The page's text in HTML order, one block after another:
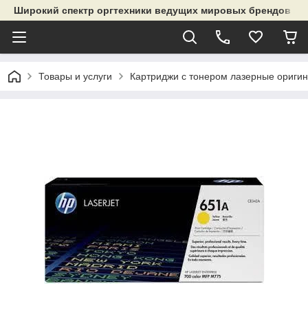
Широкий спектр оргтехники ведущих мировых брендов и
Товары и услуги Картриджи с тонером лазерные